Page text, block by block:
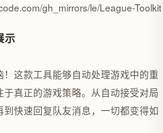
gh_mirrors/le/League-Toolkit
示
！这款工具能够自动处理游戏中的重
真正的游戏策略。从自动接受对局
到快速回复队友消息，一切都变得如